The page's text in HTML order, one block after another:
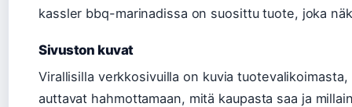
kassler bbq-marinadissa on suosittu tuote, joka
Sivuston kuvat
Virallisilla verkkosivuilla on kuvia
auttavat hahmottamaan, mitä kaupasta saa ja